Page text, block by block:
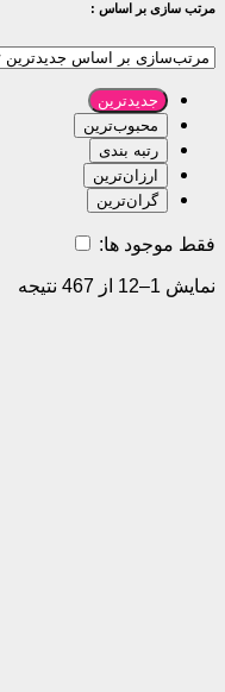
مرتب سازی بر اساس :
جدیدترین
محبوب‌ترین
رتبه بندی
ارزان‌ترین
گران‌ترین
فقط موجود ها:
نمایش 1–12 از 467 نتیجه